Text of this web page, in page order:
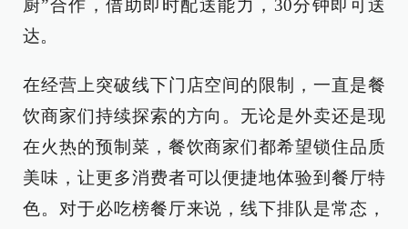
厨”合作，借助即时配送能力，30分钟即可送
达。
在经营上突破线下门店空间的限制，一直是餐
饮商家们持续探索的方向。无论是外卖还是现
在火热的预制菜，餐饮商家们都希望锁住品质
美味，让更多消费者可以便捷地体验到餐厅特
色。对于必吃榜餐厅来说，线下排队是常态，